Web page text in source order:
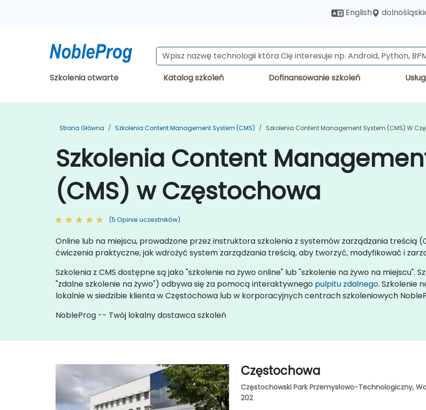
English
Szkolenia otwarte Katalog szkoleń Dofinansowanie szkoleń
Strona Główna Szkolenia Content Management System (CMS) Szkolenia Content Management System (CMS) W
Szkolenia Content
(CMS) w Częstochowa
(5 Opinie uczestników)
Online lub na miejscu, prowadzone przez instruktora szkolenia z systemów zarządzania treścią
ćwiczenia praktyczne, jak wdrożyć system zarządzania treścią, aby tworzyć, modyfikować i
Szkolenia z CMS dostępne są jako "szkolenie na żywo online" lub "szkolenie na żywo na miejscu".
"zdalne szkolenie na żywo") odbywa się za pomocą interaktywnego pulpitu zdalnego. Szkolenie
lokalnie w siedzibie klienta w Częstochowa lub w korporacyjnych centrach szkoleniowych
NobleProg -- Twój lokalny dostawca szkoleń
Częstochowa
Częstochowski Park Przemysłowo-Technologiczny,
202